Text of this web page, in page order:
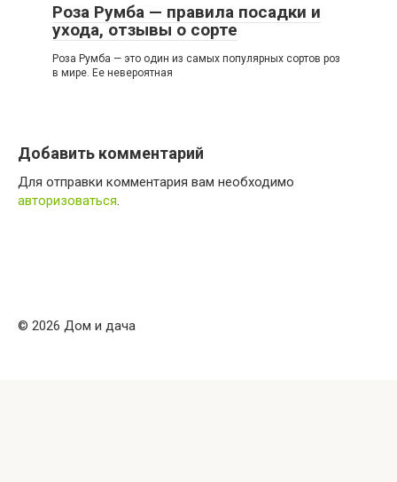
Роза Румба — правила посадки и
ухода, отзывы о сорте
Роза Румба — это один из самых популярных сортов роз
в мире. Ее невероятная
Добавить комментарий
Для отправки комментария вам необходимо
авторизоваться.
© 2026 Дом и дача